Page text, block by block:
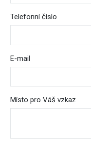
Telefonní číslo
E-mail
Místo pro Váš vzkaz